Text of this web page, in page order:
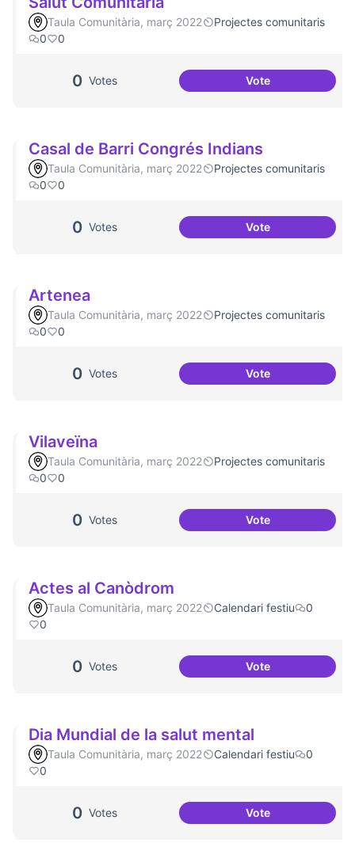
Taula Comunitària, març 2022
Projectes comunitaris
0
0
0 Votes VoteSalut Comunitària
Casal de Barri Congrés Indians
Taula Comunitària, març 2022
Projectes comunitaris
0
0
0 Votes VoteCasal de Barri
Artenea
Taula Comunitària, març 2022
Projectes comunitaris
0
0
0 Votes VoteArtenea
Vilaveïna
Taula Comunitària, març 2022
Projectes comunitaris
0
0
0 Votes VoteVilaveïna
Actes al Canòdrom
Taula Comunitària, març 2022 Calendari festiu
0
0
0 Votes VoteActes al
Dia Mundial de la salut mental
Taula Comunitària, març 2022 Calendari festiu
0
0
0 Votes VoteDia Mundial de la